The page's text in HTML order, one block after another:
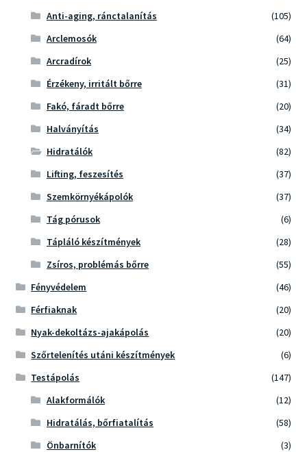
Anti-aging, ránctalanítás
(105)
Arclemosók
(64)
Arcradírok
(25)
Érzékeny, irritált bőrre
(31)
Fakó, fáradt bőrre
(20)
Halványítás
(34)
Hidratálók
(82)
Lifting, feszesítés
(37)
Szemkörnyékápolók
(37)
Tág pórusok
(6)
Tápláló készítmények
(28)
Zsíros, problémás bőrre
(55)
Fényvédelem
(46)
Férfiaknak
(20)
Nyak-dekoltázs-ajakápolás
(20)
Szőrtelenítés utáni készítmények
(6)
Testápolás
(147)
Alakformálók
(12)
Hidratálás, bőrfiatalítás
(58)
Önbarnítók
(3)